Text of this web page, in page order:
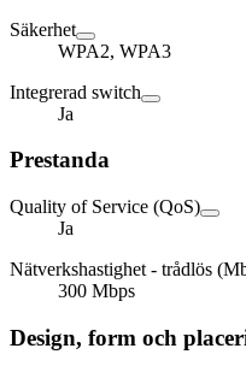
Säkerhet
WPA2, WPA3
Integrerad switch
Ja
Prestanda
Quality of Service (QoS)
Ja
Nätverkshastighet - trådlös
300 Mbps
Design, form och